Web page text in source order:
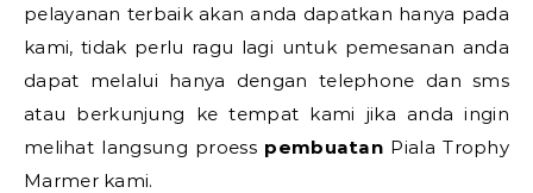
pelayanan terbaik akan anda dapatkan hanya pada
kami, tidak perlu ragu lagi untuk pemesanan anda
dapat melalui hanya dengan telephone dan sms
atau berkunjung ke tempat kami jika anda ingin
melihat langsung proess pembuatan Piala Trophy
Marmer kami.